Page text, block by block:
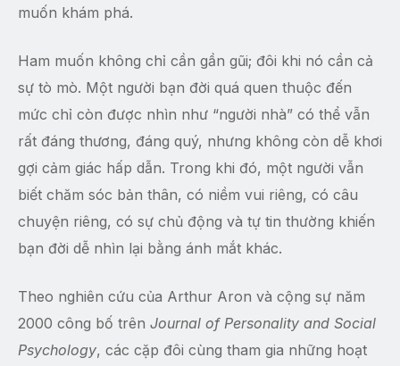
muốn khám phá.
Ham muốn không chỉ cần gần gũi; đôi khi nó cần cả
sự tò mò. Một người bạn đời quá quen thuộc đến
mức chỉ còn được nhìn như “người nhà” có thể vẫn
rất đáng thương, đáng quý, nhưng không còn dễ khơi
gợi cảm giác hấp dẫn. Trong khi đó, một người vẫn
biết chăm sóc bản thân, có niềm vui riêng, có câu
chuyện riêng, có sự chủ động và tự tin thường khiến
bạn đời dễ nhìn lại bằng ánh mắt khác.
Theo nghiên cứu của Arthur Aron và cộng sự năm
2000 công bố trên Journal of Personality and Social
Psychology, các cặp đôi cùng tham gia những hoạt